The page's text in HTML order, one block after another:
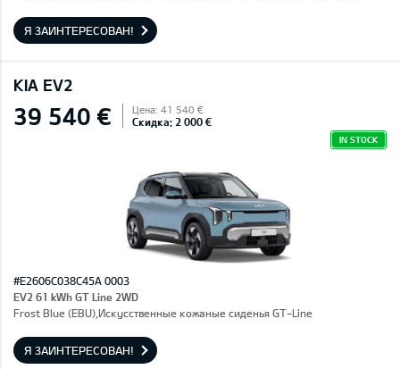
Я ЗАИНТЕРЕСОВАН!
KIA EV2
39 540 € Цена: 41 540 €
Скидка: 2 000 €
IN STOCK
#E2606C038C45A 0003
EV2 61 kWh GT Line 2WD
Frost Blue (EBU),Искусственные кожаные сиденья GT-Line
Я ЗАИНТЕРЕСОВАН!